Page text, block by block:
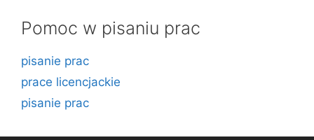
Pomoc w pisaniu prac
pisanie prac
prace licencjackie
pisanie prac